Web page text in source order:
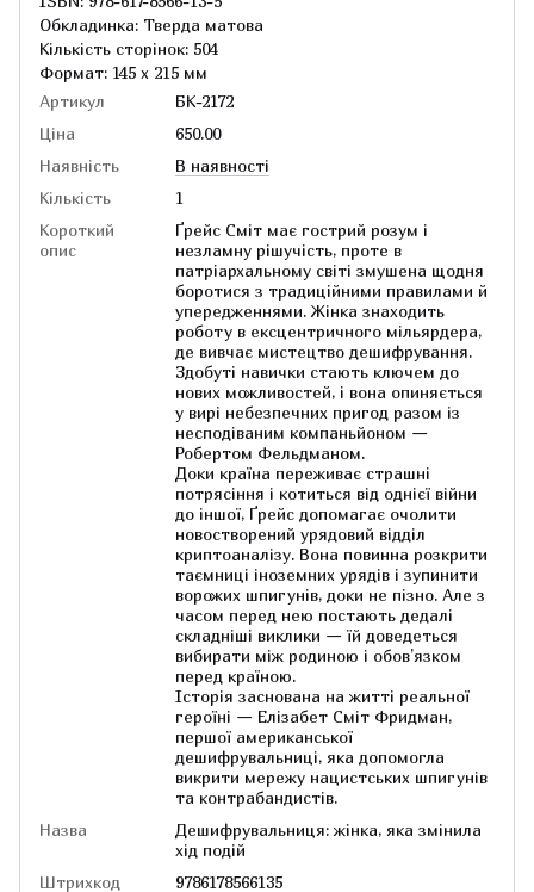
Обкладинка: Тверда матова
Кількість сторінок: 504
Формат: 145 х 215 мм
Артикул
БК-2172
Ціна
650.00
Наявність
В наявності
Кількість
1
Короткий
опис
Ґрейс Сміт має гострий розум і
незламну рішучість, проте в
патріархальному світі змушена щодня
боротися з традиційними правилами й
упередженнями. Жінка знаходить
роботу в ексцентричного мільярдера,
де вивчає мистецтво дешифрування.
Здобуті навички стають ключем до
нових можливостей, і вона опиняється
у вирі небезпечних пригод разом із
несподіваним компаньйоном —
Робертом Фельдманом.
Доки країна переживає страшні
потрясіння і котиться від однієї війни
до іншої, Ґрейс допомагає очолити
новостворений урядовий відділ
криптоаналізу. Вона повинна розкрити
таємниці іноземних урядів і зупинити
ворожих шпигунів, доки не пізно. Але з
часом перед нею постають дедалі
складніші виклики — їй доведеться
вибирати між родиною і обов’язком
перед країною.
Історія заснована на житті реальної
героїні — Елізабет Сміт Фридман,
першої американської
дешифрувальниці, яка допомогла
викрити мережу нацистських шпигунів
та контрабандистів.
Назва
Дешифрувальниця: жінка, яка змінила
хід подій
Штрихкод
9786178566135